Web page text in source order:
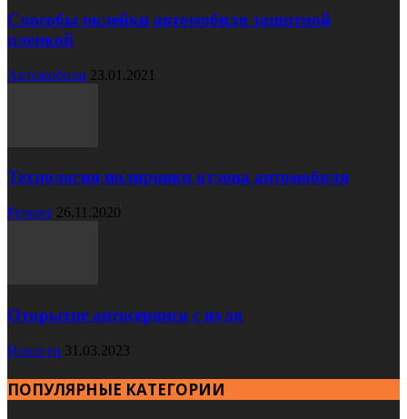
Способы оклейки автомобиля защитной
пленкой
Автомобили 23.01.2021
Технология полировки кузова автомобиля
Ремонт 26.11.2020
Открытие автосервиса с нуля
Новости 31.03.2023
ПОПУЛЯРНЫЕ КАТЕГОРИИ